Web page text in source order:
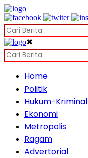
✖
Home
Politik
Hukum-Kriminal
Ekonomi
Metropolis
Ragam
Advertorial